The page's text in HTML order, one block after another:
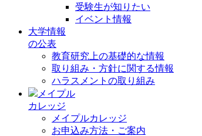
受験生が知りたい
イベント情報
大学情報
の公表
教育研究上の基礎的な情報
取り組み・方針に関する情報
ハラスメントの取り組み
メイプル
カレッジ
メイプルカレッジ
お申込み方法・ご案内